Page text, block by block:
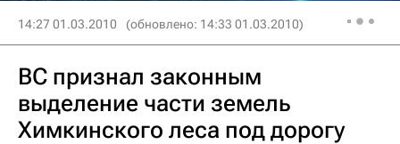
14:27 01.03.2010 (обновлено: 14:33 01.03.2010)
ВС признал законным
выделение части земель
Химкинского леса под дорогу